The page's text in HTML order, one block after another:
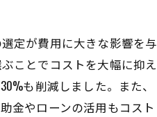
定が費用に大きな影響を与
ことでコストを大幅に抑え
も削減しました。また、
金やローンの活用もコスト